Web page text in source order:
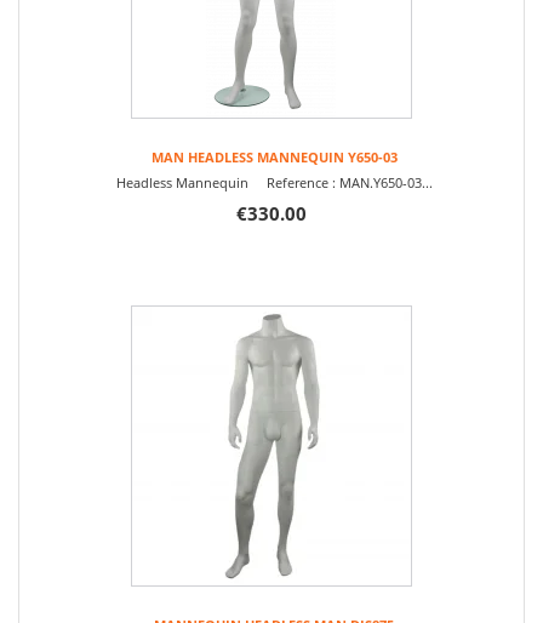
MAN HEADLESS MANNEQUIN Y650-03
Headless Mannequin Reference : MAN.Y650-03...
€330.00